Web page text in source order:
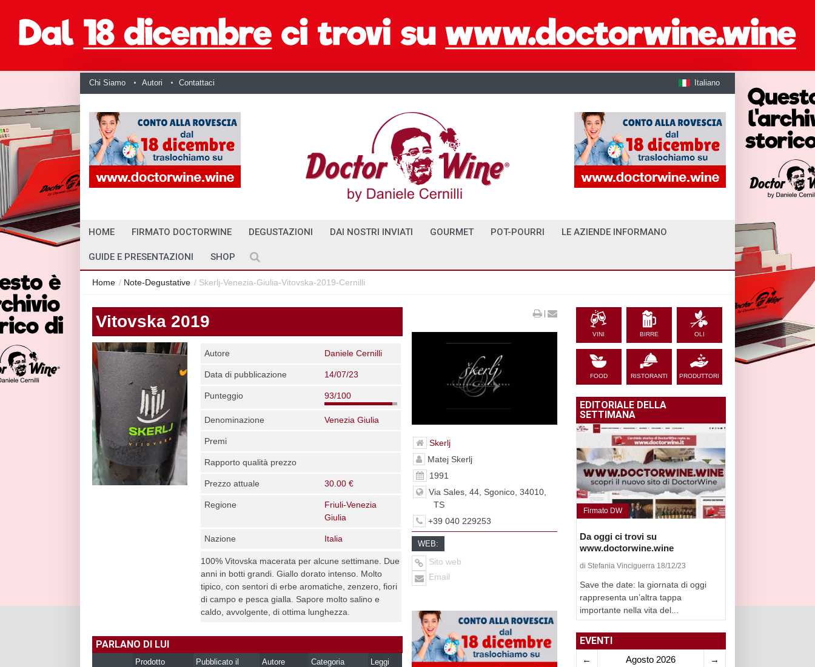
Chi Siamo Autori Contattaci Italiano
HOME FIRMATO DOCTORWINE DEGUSTAZIONI DAI NOSTRI INVIATI GOURMET POT-POURRI LE AZIENDE INFORMANO
GUIDE E PRESENTAZIONI SHOP
Home / Note-Degustative / Skerlj-Venezia-Giulia-Vitovska-2019-Cernilli
Vitovska 2019
Autore Daniele Cernilli
Data di pubblicazione 14/07/23
Punteggio 93/100
Denominazione Venezia Giulia
Premi
Rapporto qualità prezzo
Prezzo attuale 30.00 €
Regione
Friuli-Venezia
Giulia
Nazione Italia
100% Vitovska macerata per alcune settimane. Due
anni in botti grandi. Giallo dorato intenso. Molto
tipico, con sentori di erbe aromatiche, zenzero, fiori
di campo e pesca gialla. Sapore molto salino e
caldo, avvolgente, di ottima lunghezza.
PARLANO DI LUI
Prodotto Pubblicato il Autore Categoria Leggi
|
Skerlj
Matej Skerlj
1991
Via Sales, 44, Sgonico, 34010,
TS
+39 040 229253
WEB:
Sito web
Email
VINI BIRRE OLI
FOOD RISTORANTI PRODUTTORI
EDITORIALE DELLA
SETTIMANA
Firmato DW
Da oggi ci trovi su
www.doctorwine.wine
di Stefania Vinciguerra 18/12/23
Save the date: la giornata di oggi
rappresenta un’altra tappa
importante nella vita del...
EVENTI
← Agosto 2026 →